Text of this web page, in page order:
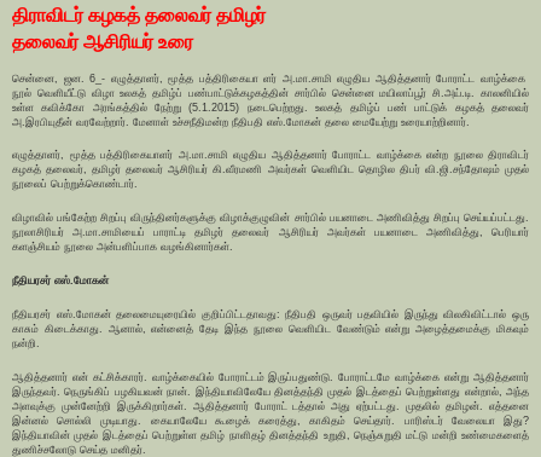
திராவிடர் கழகத் தலைவர் தமிழர்
தலைவர் ஆசிரியர் உரை
சென்னை, ஜன. 6_- எழுத்தாளர், மூத்த பத்திரிகையா ளர் அ.மா.சாமி எழுதிய ஆதித்தனார் போராட்ட வாழ்க்கை
நூல் வெளியீட்டு விழா உலகத் தமிழ்ப் பண்பாட்டுக்கழகத்தின் சார்பில் சென்னை மயிலாப்பூர் சி.அய்.டி. காலனியில்
உள்ள கவிக்கோ அரங்கத்தில் நேற்று (5.1.2015) நடைபெற்றது. உலகத் தமிழ்ப் பண் பாட்டுக் கழகத் தலைவர்
அ.இரபியுதீன் வரவேற்றார். மேனாள் உச்சநீதிமன்ற நீதிபதி எஸ்.மோகன் தலை மையேற்று உரையாற்றினார்.
எழுத்தாளர், மூத்த பத்திரிகையாளர் அ.மா.சாமி எழுதிய ஆதித்தனார் போராட்ட வாழ்க்கை என்ற நூலை திராவிடர்
கழகத் தலைவர், தமிழர் தலைவர் ஆசிரியர் கி.வீரமணி அவர்கள் வெளியிட தொழில திபர் வி.ஜி.சந்தோஷம் முதல்
நூலைப் பெற்றுக்கொண்டார்.
விழாவில் பங்கேற்ற சிறப்பு விருந்தினர்களுக்கு விழாக்குழுவின் சார்பில் பயனாடை அணிவித்து சிறப்பு செய்யப்பட்டது.
நூலாசிரியர் அ.மா.சாமியைப் பாராட்டி தமிழர் தலைவர் ஆசிரியர் அவர்கள் பயனாடை அணிவித்து, பெரியார்
களஞ்சியம் நூலை அன்பளிப்பாக வழங்கினார்கள்.
நீதியரசர் எஸ்.மோகன்
நீதியரசர் எஸ்.மோகன் தலைமையுரையில் குறிப்பிட்டதாவது: நீதிபதி ஒருவர் பதவியில் இருந்து விலகிவிட்டால் ஒரு
காசும் கிடைக்காது. ஆனால், என்னைத் தேடி இந்த நூலை வெளியிட வேண்டும் என்று அழைத்தமைக்கு மிகவும்
நன்றி.
ஆதித்தனார் என் கட்சிக்காரர். வாழ்க்கையில் போராட்டம் இருப்பதுண்டு. போராட்டமே வாழ்க்கை என்று ஆதித்தனார்
இருந்தவர். நெருங்கிப் பழகியவன் நான். இந்தியாவிலேயே தினத்தந்தி முதல் இடத்தைப் பெற்றுள்ளது என்றால், அந்த
அளவுக்கு முன்னேற்றி இருக்கிறார்கள். ஆதித்தனார் போராட் டத்தால் அது ஏற்பட்டது. முதலில் தமிழன். எத்தனை
இன்னல் சொல்லி முடியாது. கையாலேயே கூழைக் கரைத்து, காகிதம் செய்தார். பாரிஸ்டர் வேலையா இது?
இந்தியாவின் முதல் இடத்தைப் பெற்றுள்ள தமிழ் நாளிதழ் தினத்தந்தி உறுதி, நெஞ்சுறுதி மட்டு மன்றி உண்மைகளைத்
துணிச்சலோடு செய்த மனிதர்.